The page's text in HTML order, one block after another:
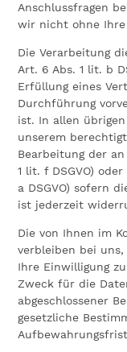
Anschlussfragen
wir nicht ohne
Die Verarbeitung
Art. 6 Abs. 1 lit. b
Erfüllung eines
Durchführung
ist. In allen
unserem
Bearbeitung der
1 lit. f DSGVO)
a DSGVO) sofern
ist jederzeit
Die von Ihnen im
verbleiben bei
Ihre Einwilligung
Zweck für die
abgeschlossener
gesetzliche